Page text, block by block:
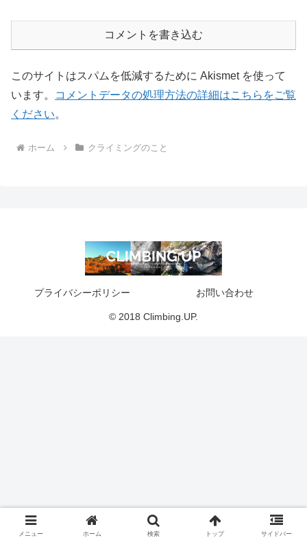
コメントを書き込む
このサイトはスパムを低減するために Akismet を使って
います。
コメントデータの処理方法の詳細はこちらをご覧
ください。
ホーム クライミングのこと
プライバシーポリシー お問い合わせ
© 2018 Climbing.UP.
メニュー ホーム 検索 トップ サイドバー